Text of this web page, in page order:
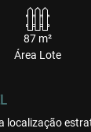
87 m²
Área Lote
localização